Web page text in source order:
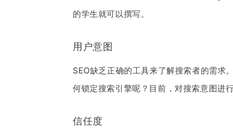
的学生就可以撰写。
用户意图
SEO缺乏正确的工具来了解搜索者的需求
何锁定搜索引擎呢？目前，对搜索意图进
信任度